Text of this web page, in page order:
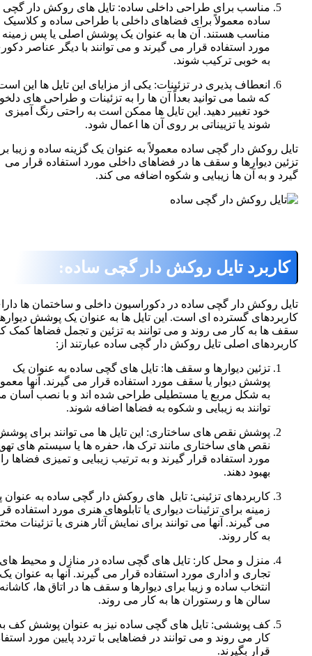
مناسب برای طراحی داخلی ساده: تایل های روکش دار گچی
ساده معمولاً برای فضاهای داخلی با طراحی ساده و کلاسیک
مناسب هستند. آن ها به عنوان یک پوشش اصلی یا پس زمینه
مورد استفاده قرار می گیرند و می توانند با دیگر عناصر دکوری
به خوبی ترکیب شوند.
انعطاف پذیری در تزئینات: یکی از مزایای این تایل ها این است
که شما می توانید بعداً آن ها را به تزئینات و طراحی های دلخواه
خود تغییر دهید. این تایل ها ممکن است به راحتی رنگ آمیزی
شوند یا تزییناتی بر روی آن ها اعمال شود.
روکش دار گچی ساده معمولاً به عنوان یک گزینه ساده و زیبا برای
دیوارها و سقف ها در فضاهای داخلی مورد استفاده قرار می
و به آن ها زیبایی و شکوه اضافه می کند.
تایل روکش دار گچی ساده:
روکش دار گچی ساده در دکوراسیون داخلی و ساختمان ها دارای
گسترده ای است. این تایل ها به عنوان یک پوشش دیوارها و
به کار می روند و می توانند به تزئین و تجمل فضاها کمک کنند.
اصلی تایل روکش دار گچی ساده عبارتند از:
تزئین دیوارها و سقف ها: تایل های گچی ساده به عنوان یک
پوشش دیوار یا سقف مورد استفاده قرار می گیرند. آنها معمولاً
به شکل مربع یا مستطیلی طراحی شده اند و با نصب آسان می
توانند به زیبایی و شکوه به فضاها اضافه شوند.
پوشش نقص های ساختاری: این تایل ها می توانند برای پوشش
نقص های ساختاری مانند ترک ها، حفره ها یا سیستم های تهویه
مورد استفاده قرار گیرند و به ترتیب زیبایی و تمیزی فضاها را
بهبود دهند.
کاربردهای تزئینی: تایل های روکش دار گچی ساده به عنوان پس
زمینه برای تزئینات دیواری یا تابلوهای هنری مورد استفاده قرار
می گیرند. آنها می توانند برای نمایش آثار هنری یا تزئینات مختلف
به کار روند.
منزل و محل کار: تایل های گچی ساده در منازل و محیط های
تجاری و اداری مورد استفاده قرار می گیرند. آنها به عنوان یک
انتخاب ساده و زیبا برای دیوارها و سقف ها در اتاق ها، کاشانه ها،
سالن ها و رستوران ها به کار می روند.
کف پوششی: تایل های گچی ساده نیز به عنوان پوشش کف به
کار می روند و می توانند در فضاهایی با تردد پایین مورد استفاده
قرار بگیرند.